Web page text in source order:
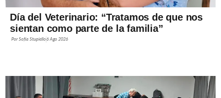
Día del Veterinario: “Tratamos de que nos
sientan como parte de la familia”
PorSofía Stupiello6 Ago 2026